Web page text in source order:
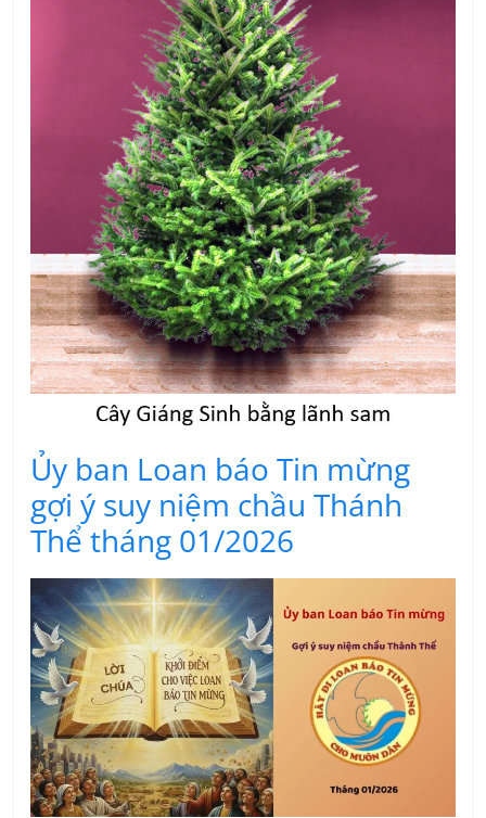
Ủy ban Loan báo Tin mừng
gợi ý suy niệm chầu Thánh
Thể tháng 01/2026